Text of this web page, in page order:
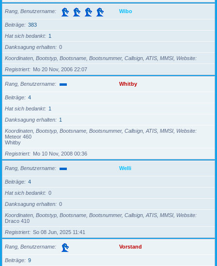
Rang, Benutzername Wibo
Beiträge
383
Hat sich bedankt
1
Danksagung erhalten
0
Koordinaten, Bootstyp, Bootsname, Bootsnummer, Callsign, ATIS, MMSI, Website
Registriert
Mo 20 Nov, 2006 22:07
Rang, Benutzername Whitby
Beiträge
4
Hat sich bedankt
1
Danksagung erhalten
1
Koordinaten, Bootstyp, Bootsname, Bootsnummer, Callsign, ATIS, MMSI, Website
Meteor 460
Whitby
Registriert
Mo 10 Nov, 2008 00:36
Rang, Benutzername Welli
Beiträge
4
Hat sich bedankt
0
Danksagung erhalten
0
Koordinaten, Bootstyp, Bootsname, Bootsnummer, Callsign, ATIS, MMSI, Website
Draco 410
Registriert
So 08 Jun, 2025 11:41
Rang, Benutzername Vorstand
Beiträge
9